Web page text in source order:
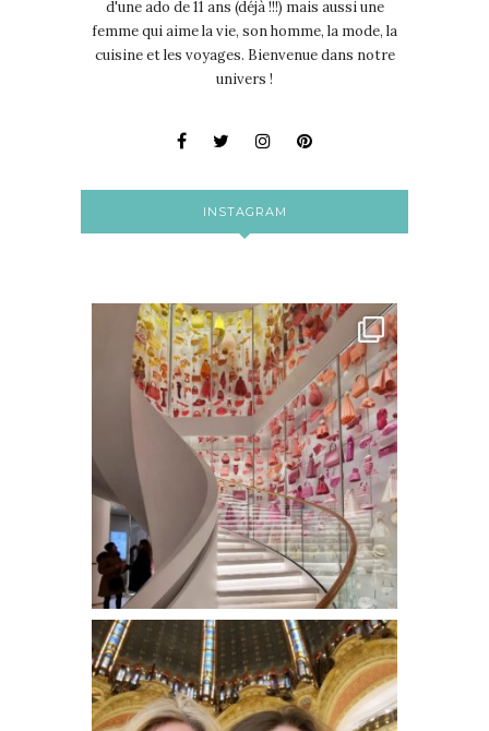
d'une ado de 11 ans (déjà !!!) mais aussi une
femme qui aime la vie, son homme, la mode, la
cuisine et les voyages. Bienvenue dans notre
univers !
INSTAGRAM